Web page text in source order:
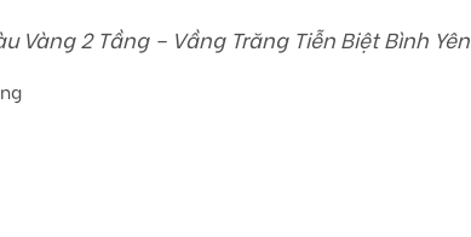
Vàng 2 Tầng – Vầng Trăng Tiễn Biệt Bình Yên